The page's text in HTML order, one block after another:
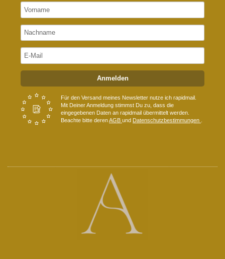
Anmelden
Für den Versand meines Newsletter nutze ich rapidmail.
Mit Deiner Anmeldung stimmst Du zu, dass die
eingegebenen Daten an rapidmail übermittelt werden.
Beachte bitte derenAGB und Datenschutzbestimmungen